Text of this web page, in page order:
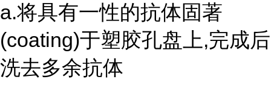
a.将具有一性的抗体固著
(coating)于塑胶孔盘上,完成后
洗去多余抗体